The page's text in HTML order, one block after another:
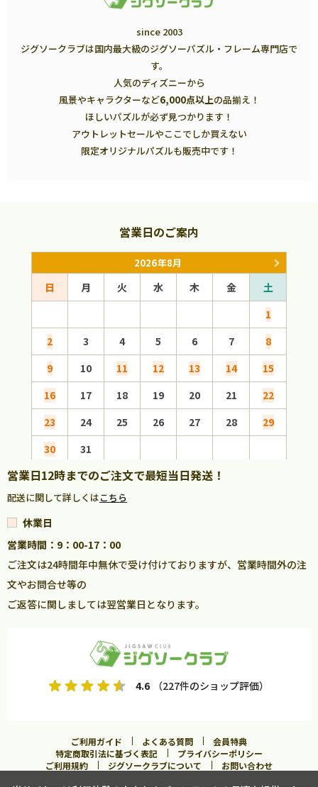
since 2003
ジグソークラブは国内最大級のジグソーパズル・フレーム専門店で
す。
人気のディズニーから
風景やキャラクターなど6,000点以上の品揃え！
ほしいパズルが必ず見つかります！
アウトレットセールやここでしか買えない
限定オリジナルパズルも販売中です！
営業日のご案内
2026年8月
日 月 火 水 木 金
土
1
2
3 4 5 6 7
8
9
10 11 12 13 14
15
16
17 18 19 20 21
22
23
24 25 26 27 28
29
30
31
営業日12時までのご注文で最短当日発送！
配送に関して詳しくはこちら
休業日
営業時間：9：00-17：00
ご注文は24時間年中無休で受け付けておりますが、営業時間外の注
文やお問合せ等の
ご返答に関しましては翌営業日となります。
4.6 （227件のショップ評価）
ご利用ガイド よくある質問
会員特典
特定商取引法に基づく表記
プライバシーポリシー
ご利用規約
ジグソークラブについて お問い合わせ